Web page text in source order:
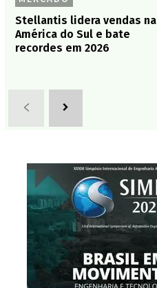
Stellantis lidera vendas na
América do Sul e bate
recordes em 2026